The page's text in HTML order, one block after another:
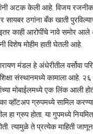
अटक केली आहे. विजय
सायबर ठगांना बँक खाती
काही आरोपींचे नावे समोर आले
विशेष मोहीम हाती घेतली आहे.
मंडल हे अंधेरीतील वर्सोवा
संस्थानमध्ये कामाला आहे.
मोबाईलमध्ये एक लिंक आली
व्हॉटअप ग्रुपमध्ये सामिल
हा ग्रुप होता. या गुपमध्ये
त्यामुळे ते प्रत्येक माहिती